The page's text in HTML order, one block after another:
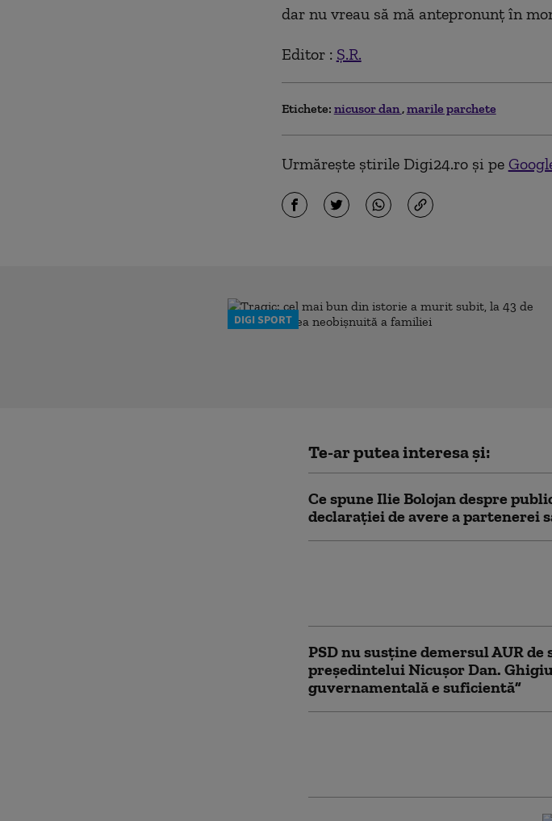
dar nu vreau să mă antepronunţ în
Editor : Ș.R.
Etichete: nicusor dan marile parchete
Urmărește știrile Digi24.ro și pe
DIGI SPORT
Te-ar putea interesa și:
Ce spune Ilie Bolojan despre
declarației de avere a partenerei
PSD nu susține demersul AUR de
președintelui Nicușor Dan.
guvernamentală e suficientă”